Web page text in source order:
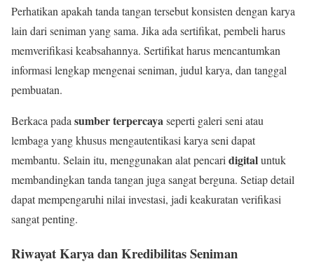
Perhatikan apakah tanda tangan tersebut konsisten dengan karya
lain dari seniman yang sama. Jika ada sertifikat, pembeli harus
memverifikasi keabsahannya. Sertifikat harus mencantumkan
informasi lengkap mengenai seniman, judul karya, dan tanggal
pembuatan.
Berkaca padasumber terpercayaseperti galeri seni atau
lembaga yang khusus mengautentikasi karya seni dapat
membantu. Selain itu, menggunakan alat pencaridigitaluntuk
membandingkan tanda tangan juga sangat berguna. Setiap detail
dapat mempengaruhi nilai investasi, jadi keakuratan verifikasi
sangat penting.
Riwayat Karya dan Kredibilitas Seniman